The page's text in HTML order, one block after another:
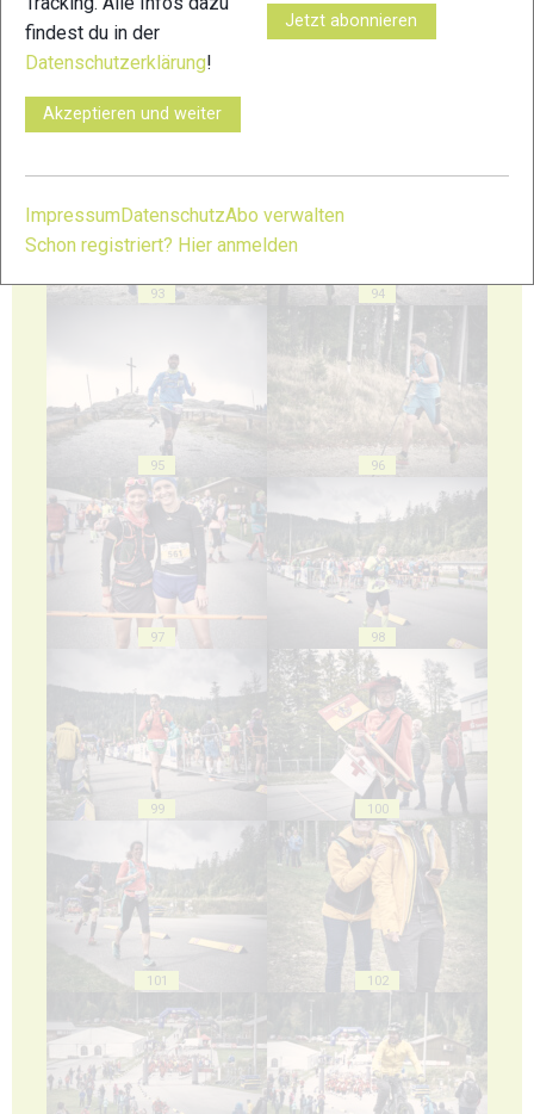
91
93 94
95 96
97 98
99 100
101 102
findest du in der
Datenschutzerklärung!
Akzeptieren und weiter
Jetzt abonnieren
Impressum DatenschutzAbo verwalten
Schon registriert? Hier anmelden